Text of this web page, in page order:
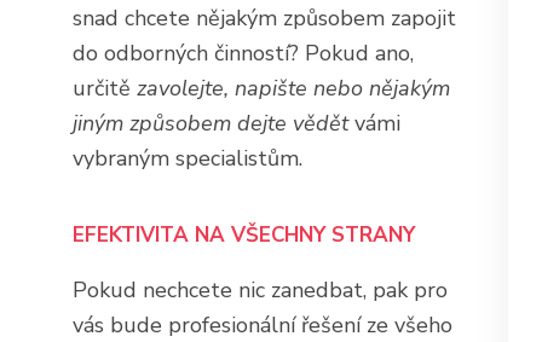
snad chcete nějakým způsobem zapojit
do odborných činností? Pokud ano,
určitě zavolejte, napište nebo nějakým
jiným způsobem dejte vědětvámi
vybraným specialistům.
EFEKTIVITA NA VŠECHNY STRANY
Pokud nechcete nic zanedbat, pak pro
vás bude profesionální řešení ze všeho